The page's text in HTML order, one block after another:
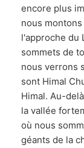
encore plus
nous
l'approche du
sommets de
nous verrons
sont Himal
Himal. Au-
la vallée
où nous
géants de la